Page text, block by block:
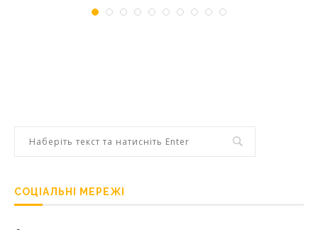
СОЦІАЛЬНІ МЕРЕЖІ